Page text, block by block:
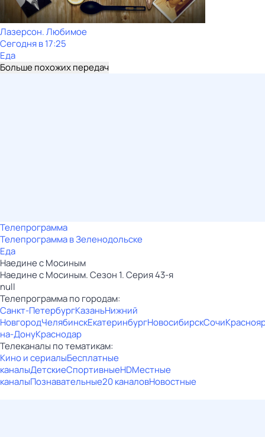
Лазерсон. Любимое
Сегодня в 17:25
Еда
Больше похожих передач
Телепрограмма
Телепрограмма в Зеленодольске
Еда
Наедине с Мосиным
Наедине с Мосиным. Сезон 1. Серия 43-я
null
Телепрограмма по городам:
Санкт-ПетербургКазаньНижний
НовгородЧелябинскЕкатеринбургНовосибирскСочи
на-ДонуКраснодар
Телеканалы по тематикам:
Кино и сериалыБесплатные
каналыДетскиеСпортивныеHDМестные
каналыПознавательные20 каналовНовостные